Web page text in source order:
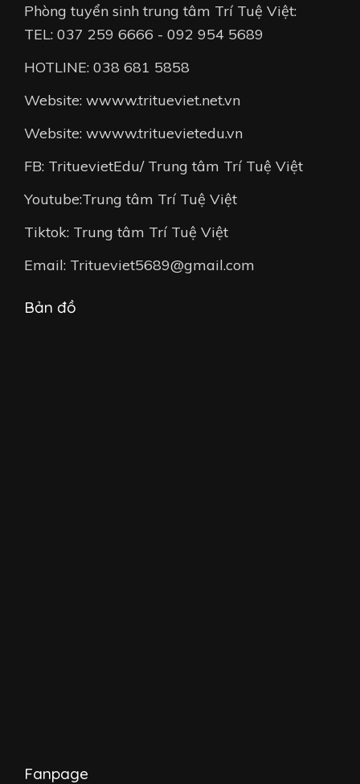
Phòng tuyển sinh trung tâm Trí Tuệ Việt:
TEL: 037 259 6666 - 092 954 5689
HOTLINE: 038 681 5858
Website: wwww.tritueviet.net.vn
Website: wwww.trituevietedu.vn
FB: TrituevietEdu/ Trung tâm Trí Tuệ Việt
Youtube:Trung tâm Trí Tuệ Việt
Tiktok: Trung tâm Trí Tuệ Việt
Email: Tritueviet5689@gmail.com
Bản đồ
Fanpage